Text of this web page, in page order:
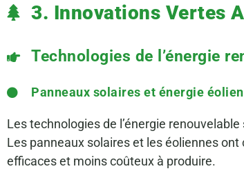
3. Innovations Vertes
Technologies de l’énergie
Panneaux solaires et énergie
Les technologies de l’énergie
Les panneaux solaires et les éoliennes
efficaces et moins coûteux à produire.